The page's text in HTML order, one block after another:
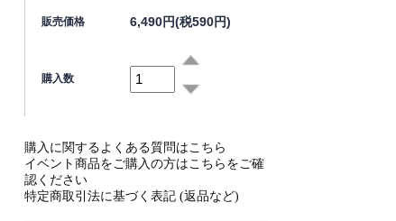
販売価格 6,490円(税590円)
購入数
購入に関するよくある質問はこちら
イベント商品をご購入の方はこちらをご確
認ください
特定商取引法に基づく表記 (返品など)